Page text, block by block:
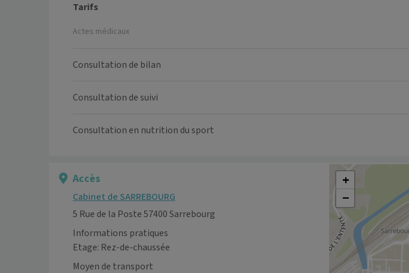
Tarifs
Actes médicaux
Consultation de bilan
Consultation de suivi
Consultation en nutrition du sport
Accès
Cabinet de SARREBOURG
5 Rue de la Poste 57400 Sarrebourg
Informations pratiques
Etage: Rez-de-chaussée
Moyen de transport
+
−